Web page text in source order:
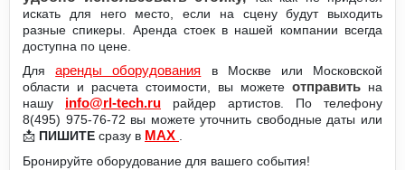
искать для него место, если на сцену будут выходить
разные спикеры. Аренда стоек в нашей компании всегда
доступна по цене.
Дляаренды оборудования в Москве или Московской
области и расчета стоимости, вы можете отправить на
нашу info@rl-tech.ru райдер артистов. По телефону
8(495) 975-76-72 вы можете уточнить свободные даты или
📩 ПИШИТЕ сразу в MAX .
Бронируйте оборудование для вашего события!